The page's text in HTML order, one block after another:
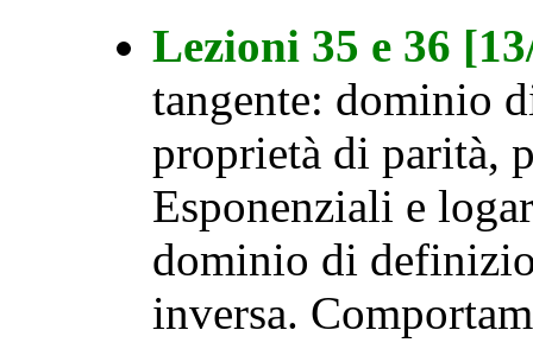
Lezioni 35 e 36
tangente: dominio
proprietà di parità,
Esponenziali e
dominio di
inversa.